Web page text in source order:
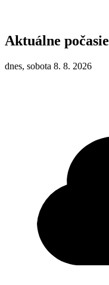
Aktuálne počasie
dnes, sobota 8. 8. 2026